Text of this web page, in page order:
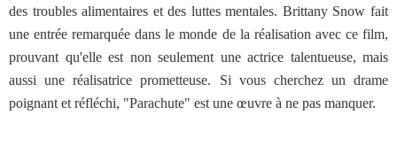
des troubles alimentaires et des luttes mentales. Brittany Snow fait
une entrée remarquée dans le monde de la réalisation avec ce film,
prouvant qu'elle est non seulement une actrice talentueuse, mais
aussi une réalisatrice prometteuse. Si vous cherchez un drame
poignant et réfléchi, "Parachute" est une œuvre à ne pas manquer.